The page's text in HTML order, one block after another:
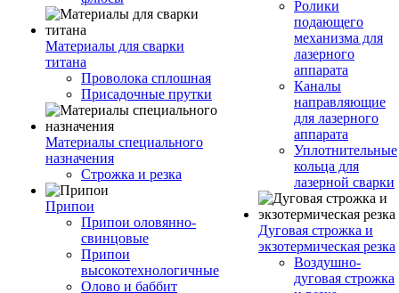
Материалы для сварки
титана
Проволока сплошная
Присадочные прутки
Материалы специального
назначения
Строжка и резка
Припои
Припои оловянно-
свинцовые
Припои
высокотехнологичные
Олово и баббит
Ролики
подающего
механизма для
лазерного
аппарата
Каналы
направляющие
для лазерного
аппарата
Уплотнительные
кольца для
лазерной сварки
Дуговая строжка и
экзотермическая резка
Воздушно-
дуговая строжка